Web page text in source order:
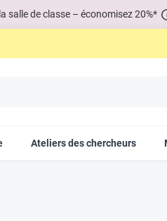
salle de classe – économisez 20%*
Ateliers des chercheurs